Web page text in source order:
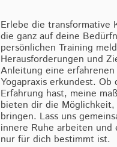
Erlebe die transformative
die ganz auf deine
persönlichen Training
Herausforderungen und
Anleitung eine
Yogapraxis erkundest.
Erfahrung hast, meine
bieten dir die
bringen. Lass uns
innere Ruhe arbeiten und
nur für dich bestimmt ist.